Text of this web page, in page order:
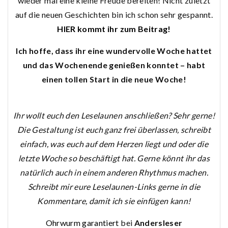
auf die neuen Geschichten bin ich schon sehr gespannt.
HIER kommt ihr zum Beitrag!
Ich hoffe, dass ihr eine wundervolle Woche hattet
und das Wochenende genießen konntet – habt
einen tollen Start in die neue Woche!
Ihr wollt euch den Leselaunen anschließen? Sehr gerne!
Die Gestaltung ist euch ganz frei überlassen, schreibt
einfach, was euch auf dem Herzen liegt und oder die
letzte Woche so beschäftigt hat. Gerne könnt ihr das
natürlich auch in einem anderen Rhythmus machen.
Schreibt mir eure Leselaunen-Links gerne in die
Kommentare, damit ich sie einfügen kann!
Ohrwurm garantiert bei Andersleser